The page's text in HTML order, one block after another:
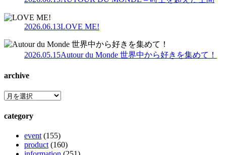
2026.06.13LOVE ME!
2026.05.15Autour du Monde 世界中から好きを集めて！
archive
category
event (155)
product (160)